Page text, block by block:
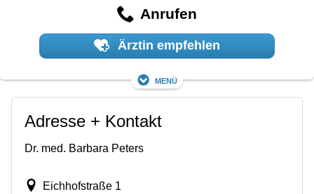
Anrufen
Ärztin empfehlen
Menü
Adresse + Kontakt
Dr. med. Barbara Peters
Eichhofstraße 1